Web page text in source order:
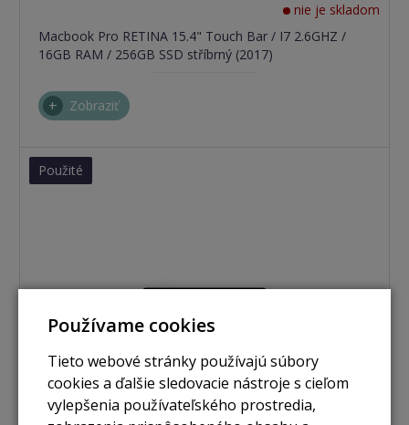
nie je skladom
Macbook Pro RETINA 15.4" Touch Bar / I7 2.6GHZ /
16GB RAM / 256GB SSD stříbrný (2017)
Zobraziť
Použité
Používame cookies
Tieto webové stránky používajú súbory
cookies a ďalšie sledovacie nástroje s cieľom
vylepšenia používateľského prostredia,